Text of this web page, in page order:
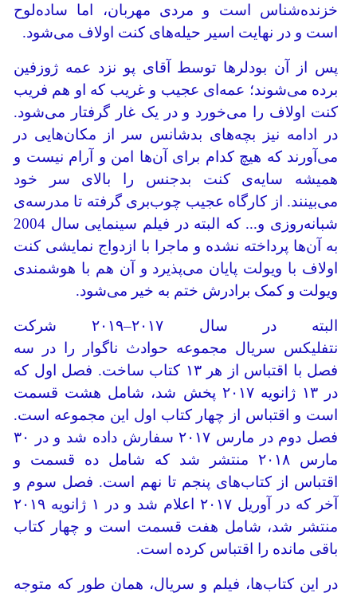
خزنده‌شناس است و مردی مهربان، اما ساده‌لوح
است و در نهایت اسیر حیله‌های کنت اولاف می‌شود.
پس از آن بودلرها توسط آقای پو نزد عمه ژوزفین
برده می‌شوند؛ عمه‌ای عجیب و غریب که او هم فریب
کنت اولاف را می‌خورد و در یک غار گرفتار می‌شود.
‌در ادامه نیز بچه‌های بدشانس سر از مکان‌هایی در
می‌آورند که هیچ کدام برای آن‌ها امن و آرام نیست و
همیشه سایه‌ی کنت بدجنس را بالای سر خود
می‌بینند. از کارگاه عجیب چوب‌بری گرفته تا مدرسه‌ی
شبانه‌روزی و... که البته در فیلم سینمایی سال 2004
به آن‌ها پرداخته نشده و ماجرا با ازدواج نمایشی کنت
اولاف با ویولت پایان می‌پذیرد و آن هم با هوشمندی
ویولت و کمک برادرش ختم به خیر می‌شود.
البته در سال‌ ۲۰۱۷–۲۰۱۹ شرکت
نتفلیکس سریال مجموعه حوادث ناگوار را در سه
فصل با اقتباس از هر ۱۳ کتاب ساخت. فصل اول که
در ۱۳ ژانویه ۲۰۱۷ پخش شد، شامل هشت قسمت
است و اقتباس از چهار کتاب اول این مجموعه است.
فصل دوم در مارس ۲۰۱۷ سفارش داده شد و در ۳۰
مارس ۲۰۱۸ منتشر شد که شامل ده قسمت و
اقتباس از کتاب‌های پنجم تا نهم است. فصل سوم و
آخر که در آوریل ۲۰۱۷ اعلام شد و در ۱ ژانویه ۲۰۱۹
منتشر شد، شامل هفت قسمت است و چهار کتاب
باقی مانده را اقتباس کرده است.
در این کتاب‌ها، فیلم و سریال، همان طور که متوجه